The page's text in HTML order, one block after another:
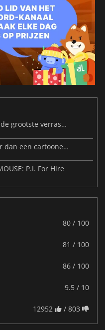
MOUSE: P.I. For Hire is een van de grootste verrassingshits van 2026
Mouse: P.I. For Hire is veel meer dan een cartooneske FPS
P.I. For Hire
80 / 100
81 / 100
86 / 100
9.5 / 10
12952 / 803